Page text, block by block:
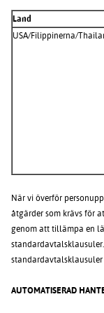
Land
USA/Filippinerna/
När vi överför
åtgärder som krävs för
genom att tillämpa en
AUTOMATISERAD